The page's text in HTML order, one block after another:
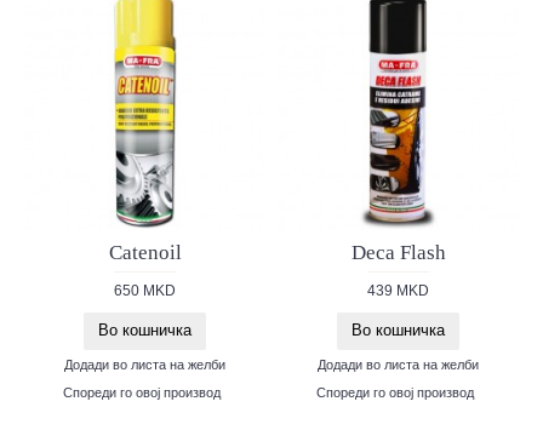
Catenoil
650 MKD
Во кошничка
Додади во листа на желби
Спореди го овој производ
Deca Flash
439 MKD
Во кошничка
Додади во листа на желби
Спореди го овој производ